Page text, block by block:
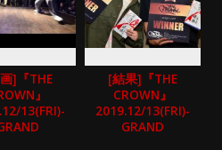
]『THE
』
13(FRI)-
[結果]『THE
CROWN』
2019.12/13(FRI)-
GRAND